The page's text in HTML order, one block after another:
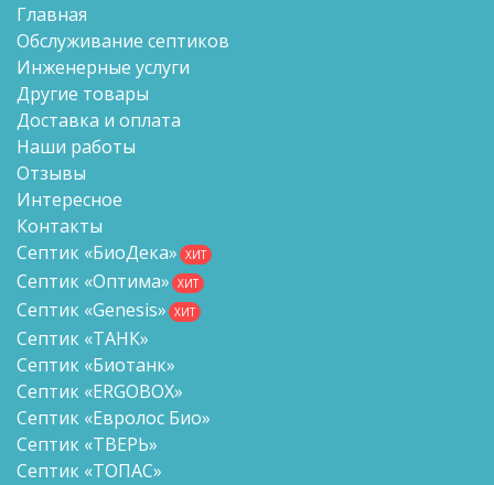
Главная
Обслуживание септиков
Инженерные услуги
Другие товары
Доставка и оплата
Наши работы
Отзывы
Интересное
Контакты
Септик «БиоДека» ХИТ
Септик «Оптима» ХИТ
Септик «Genesis» ХИТ
Септик «ТАНК»
Септик «Биотанк»
Септик «ERGOBOX»
Септик «Евролос Био»
Септик «ТВЕРЬ»
Септик «ТОПАС»